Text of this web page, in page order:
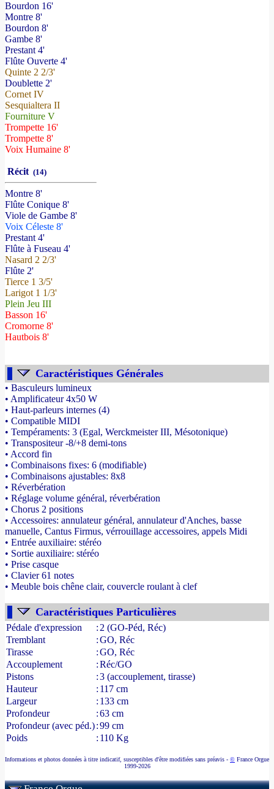
Bourdon 16'
Montre 8'
Bourdon 8'
Gambe 8'
Prestant 4'
Flûte Ouverte 4'
Quinte 2 2/3'
Doublette 2'
Cornet IV
Sesquialtera II
Fourniture V
Trompette 16'
Trompette 8'
Voix Humaine 8'
Récit (14)
Montre 8'
Flûte Conique 8'
Viole de Gambe 8'
Voix Céleste 8'
Prestant 4'
Flûte à Fuseau 4'
Nasard 2 2/3'
Flûte 2'
Tierce 1 3/5'
Larigot 1 1/3'
Plein Jeu III
Basson 16'
Cromorne 8'
Hautbois 8'
Caractéristiques Générales
• Basculeurs lumineux
• Amplificateur 4x50 W
• Haut-parleurs internes (4)
• Compatible MIDI
• Tempéraments: 3 (Egal, Werckmeister III, Mésotonique)
• Transpositeur -8/+8 demi-tons
• Accord fin
• Combinaisons fixes: 6 (modifiable)
• Combinaisons ajustables: 8x8
• Réverbération
• Réglage volume général, réverbération
• Chorus 2 positions
• Accessoires: annulateur général, annulateur d'Anches, basse
manuelle, Cantus Firmus, vérrouillage accessoires, appels Midi
• Entrée auxiliaire: stéréo
• Sortie auxiliaire: stéréo
• Prise casque
• Clavier 61 notes
• Meuble bois chêne clair, couvercle roulant à clef
Caractéristiques Particulières
Pédale d'expression : 2 (GO-Péd, Réc)
Tremblant
:GO, Réc
Tirasse
:GO, Réc
Accouplement
:Réc/GO
Pistons
:3 (accouplement, tirasse)
Hauteur
: 117 cm
Largeur
: 133 cm
Profondeur
:63 cm
Profondeur (avec péd.):99 cm
Poids
: 110 Kg
Informations et photos données à titre indicatif, susceptibles d'être modifiées sans préavis - © France Orgue
1999-2026